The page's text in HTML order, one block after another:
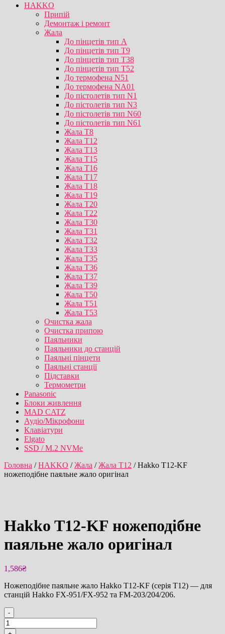
HAKKO
Припій
Демонтаж і ремонт
Жала
До пінцетів тип А
До пінцетів тип T9
До пінцетів тип T38
До пінцетів тип T52
До термофена N51
До термофена NA01
До пістолетів тип N1
До пістолетів тип N3
До пістолетів тип N60
До пістолетів тип N61
Жала T8
Жала T12
Жала T13
Жала T15
Жала T16
Жала T17
Жала T18
Жала T19
Жала T20
Жала T22
Жала T30
Жала T31
Жала T32
Жала T33
Жала T35
Жала T36
Жала T37
Жала T39
Жала T50
Жала T51
Жала T53
Очистка жала
Очистка припою
Паяльники
Паяльники до станцій
Паяльні пінцети
Паяльні станції
Підставки
Термометри
Panasonic
Блоки живлення
MAD CATZ
Аудіо/Мікрофони
Клавіатури
Elgato
SSD / M.2 NVMe
Головна /HAKKO /Жала /Жала T12 / Hakko T12-KF
ножеподібне паяльне жало оригінал
Hakko T12-KF ножеподібне
паяльне жало оригінал
1,586₴
Ножеподібне паяльне жало Hakko T12-KF (серія T12) — для
станцій Hakko FX-951/FX-952 та FM-203/204/206.
-
Hakko
T12-